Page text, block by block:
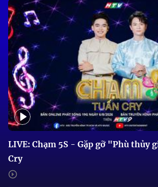
LIVE: Chạm 5S - Gặp gỡ "Phù thủy
Cry